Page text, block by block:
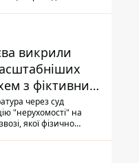
викрили
з фіктивним
через суд
"нерухомості" на
якої фізично
ділянку